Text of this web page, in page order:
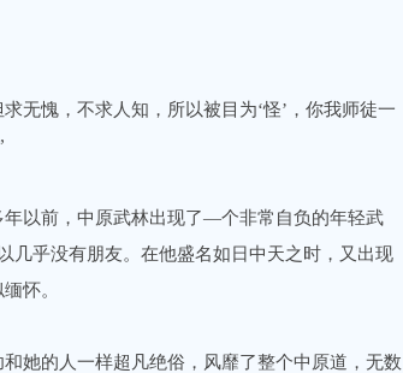
愧，不求人知，所以被目为‘怪’，你我师徒一
前，中原武林出现了—个非常自负的年轻武
乎没有朋友。在他盛名如日中天之时，又出现
怀。
的人一样超凡绝俗，风靡了整个中原道，无数